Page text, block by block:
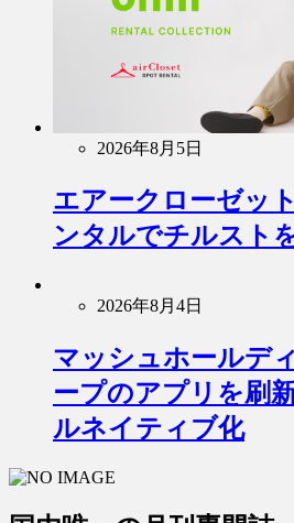
2026年8月5日
エアークローゼッ
ンタルでチルスト
2026年8月4日
マッシュホールデ
ープのアプリを刷
ルネイティブ化